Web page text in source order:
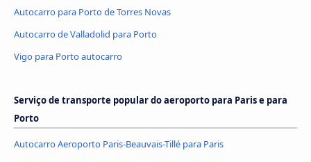
Autocarro para Porto de Torres Novas
Autocarro de Valladolid para Porto
Vigo para Porto autocarro
Serviço de transporte popular do aeroporto para Paris e para
Porto
Autocarro Aeroporto Paris-Beauvais-Tillé para Paris